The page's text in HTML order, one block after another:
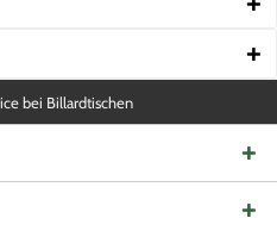
bei Billardtischen